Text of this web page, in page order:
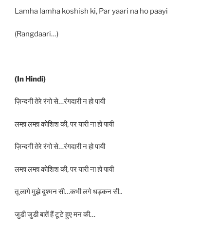
Lamha lamha koshish ki, Par yaari na ho paayi
(Rangdaari…)
(In Hindi)
ज़िन्दगी तेरे रंगो से…रंगदारी न हो पायी
लम्हा लम्हा कोशिश की, पर यारी ना हो पायी
ज़िन्दगी तेरे रंगो से…रंगदारी न हो पायी
लम्हा लम्हा कोशिश की, पर यारी ना हो पायी
तू लागे मुझे दुश्मन सी…कभी लगे धड़कन सी..
जुडी जुडी बातें हैं टूटे हुए मन की…